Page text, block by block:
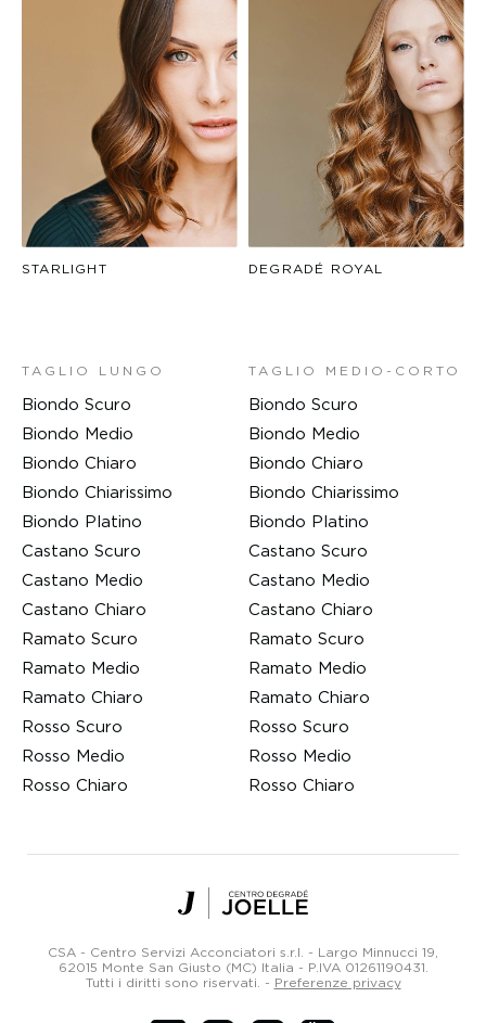
STARLIGHT DEGRADÉ ROYAL
TAGLIO LUNGO
Biondo Scuro
Biondo Medio
Biondo Chiaro
Biondo Chiarissimo
Biondo Platino
Castano Scuro
Castano Medio
Castano Chiaro
Ramato Scuro
Ramato Medio
Ramato Chiaro
Rosso Scuro
Rosso Medio
Rosso Chiaro
TAGLIO MEDIO-CORTO
Biondo Scuro
Biondo Medio
Biondo Chiaro
Biondo Chiarissimo
Biondo Platino
Castano Scuro
Castano Medio
Castano Chiaro
Ramato Scuro
Ramato Medio
Ramato Chiaro
Rosso Scuro
Rosso Medio
Rosso Chiaro
Centro
Degradé
Parrucchieri
CSA - Centro Servizi Acconciatori s.r.l. - Largo Minnucci 19,
62015 Monte San Giusto (MC) Italia - P.IVA 01261190431.
Tutti i diritti sono riservati. - Preferenze privacy